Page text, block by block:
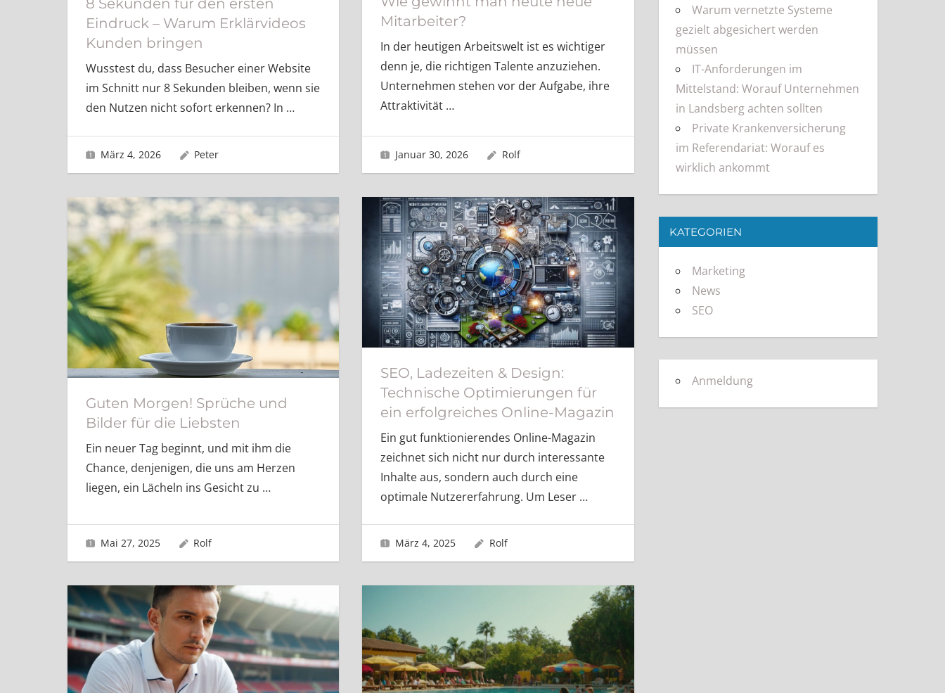
8 Sekunden für den ersten
Eindruck – Warum Erklärvideos
Kunden bringen
Wusstest du, dass Besucher einer Website
im Schnitt nur 8 Sekunden bleiben, wenn sie
den Nutzen nicht sofort erkennen? In …
März 4, 2026 Peter
Mitarbeiter?
In der heutigen Arbeitswelt ist es wichtiger
denn je, die richtigen Talente anzuziehen.
Unternehmen stehen vor der Aufgabe, ihre
Attraktivität …
Januar 30, 2026 Rolf
Guten Morgen! Sprüche und
Bilder für die Liebsten
Ein neuer Tag beginnt, und mit ihm die
Chance, denjenigen, die uns am Herzen
liegen, ein Lächeln ins Gesicht zu …
Mai 27, 2025 Rolf
SEO, Ladezeiten & Design:
Technische Optimierungen für
ein erfolgreiches Online-Magazin
Ein gut funktionierendes Online-Magazin
zeichnet sich nicht nur durch interessante
Inhalte aus, sondern auch durch eine
optimale Nutzererfahrung. Um Leser …
März 4, 2025 Rolf
Warum vernetzte Systeme
gezielt abgesichert werden
müssen
IT-Anforderungen im
Mittelstand: Worauf Unternehmen
in Landsberg achten sollten
Private Krankenversicherung
im Referendariat: Worauf es
wirklich ankommt
KATEGORIEN
Marketing
News
SEO
Anmeldung